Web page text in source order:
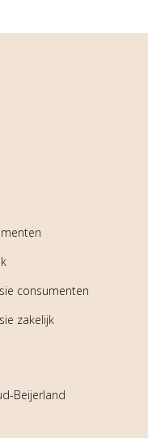
consumenten
zakelijk
Beijerland